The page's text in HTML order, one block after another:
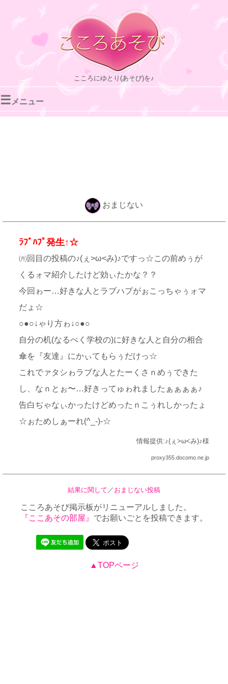
こころにゆとり(あそび)を♪
☰ メニュー
おまじない
ﾗﾌﾞﾊﾌﾟ発生↑☆
㈪回目の投稿の♪(ぇ>ω<み)♪ですっ☆この前めぅが
くるォマ紹介したけど効ぃたかな？？
今回ゎー…好きな人とラブハプがぉこっちゃぅォマ
だょ☆
○●○↓ゃり方ゎ↓○●○
自分の机(なるべく学校の)に好きな人と自分の相合
傘を『友達』にかぃてもらぅだけっ☆
これでァタシゎラブな人とたーくさｎめぅできた
し、なｎとぉ〜…好きってゅゎれましたぁぁぁぁ♪
告白ぢゃなぃかったけどめったｎこぅれしかったょ
☆ぉためしぁーれ(^_-)-☆
情報提供:♪(ぇ>ω<み)♪様
proxy355.docomo.ne.jp
結果に関して ／ おまじない投稿
こころあそび掲示板がリニューアルしました。
『ここあその部屋』 でお願いごとを投稿できます。
▲TOPページ